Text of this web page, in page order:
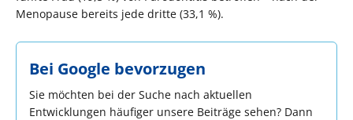
Menopause bereits jede dritte (33,1 %).
Bei Google bevorzugen
Sie möchten bei der Suche nach aktuellen
Entwicklungen häufiger unsere Beiträge sehen? Dann